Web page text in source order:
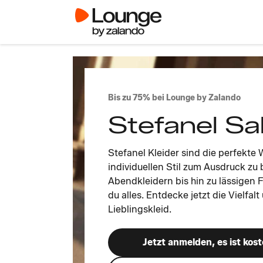
Bis zu 75% bei Lounge by Zalando
Stefanel
Stefanel Kleider sind die perfekte
individuellen Stil zum Ausdruck zu
Abendkleidern bis hin zu lässigen
du alles. Entdecke jetzt die
Lieblingskleid.
Jetzt anmelden, es ist